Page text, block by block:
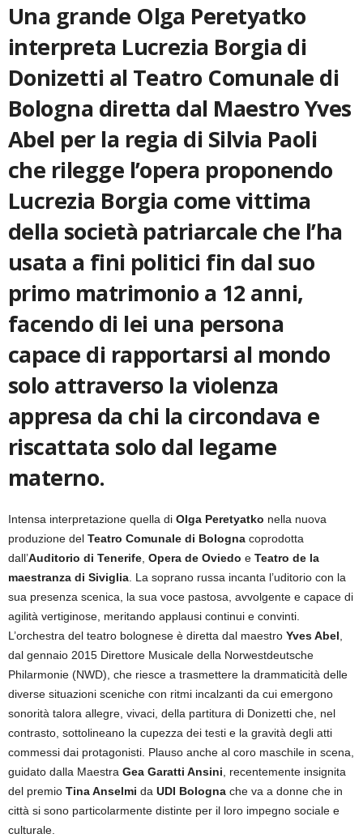
Una grande Olga Peretyatko
interpreta Lucrezia Borgia di
Donizetti al Teatro Comunale di
Bologna diretta dal Maestro Yves
Abel per la regia di Silvia Paoli
che rilegge l’opera proponendo
Lucrezia Borgia come vittima
della società patriarcale che l’ha
usata a fini politici fin dal suo
primo matrimonio a 12 anni,
facendo di lei una persona
capace di rapportarsi al mondo
solo attraverso la violenza
appresa da chi la circondava e
riscattata solo dal legame
materno.
Intensa interpretazione quella di Olga Peretyatko nella nuova
produzione del Teatro Comunale di Bologna coprodotta
dall’Auditorio di Tenerife, Opera de Oviedo e Teatro de la
maestranza di Siviglia. La soprano russa incanta l’uditorio con la
sua presenza scenica, la sua voce pastosa, avvolgente e capace di
agilità vertiginose, meritando applausi continui e convinti.
L’orchestra del teatro bolognese è diretta dal maestro Yves Abel,
dal gennaio 2015 Direttore Musicale della Norwestdeutsche
Philarmonie (NWD), che riesce a trasmettere la drammaticità delle
diverse situazioni sceniche con ritmi incalzanti da cui emergono
sonorità talora allegre, vivaci, della partitura di Donizetti che, nel
contrasto, sottolineano la cupezza dei testi e la gravità degli atti
commessi dai protagonisti. Plauso anche al coro maschile in scena,
guidato dalla Maestra Gea Garatti Ansini, recentemente insignita
del premio Tina Anselmi da UDI Bologna che va a donne che in
città si sono particolarmente distinte per il loro impegno sociale e
culturale.